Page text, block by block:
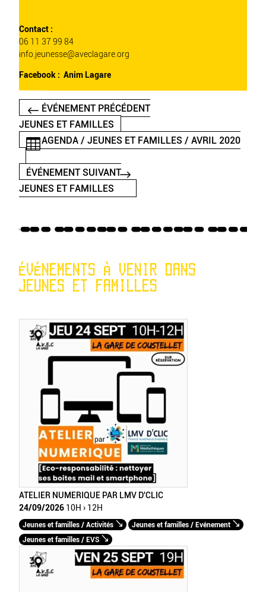
Contact :
06 11 37 99 84
info.jeunesse@aveclagare.org
Facebook : Anim Lagare
ÉVÉNEMENT PRÉCÉDENT
JEUNES ET FAMILLES
AGENDA / JEUNES ET FAMILLES / AVRIL 2020
ÉVÉNEMENT SUIVANT
JEUNES ET FAMILLES
ÉVÉNEMENTS À VENIR DANS
JEUNES ET FAMILLES
ATELIER NUMERIQUE PAR LMV D'CLIC
24/09/2026 10H › 12H
Jeunes et familles / Activités
Jeunes et familles / Evénement
Jeunes et familles / EVS